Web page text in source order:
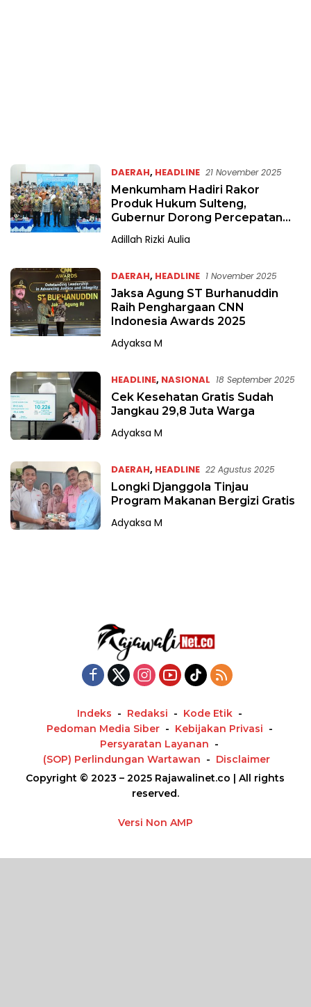
DAERAH, HEADLINE 21 November 2025
Menkumham Hadiri Rakor
Produk Hukum Sulteng,
Gubernur Dorong Percepatan
Adillah Rizki Aulia
DAERAH, HEADLINE 1 November 2025
Jaksa Agung ST Burhanuddin
Raih Penghargaan CNN
Indonesia Awards 2025
Adyaksa M
HEADLINE, NASIONAL 18 September 2025
Cek Kesehatan Gratis Sudah
Jangkau 29,8 Juta Warga
Adyaksa M
DAERAH, HEADLINE 22 Agustus 2025
Longki Djanggola Tinjau
Program Makanan Bergizi Gratis
Adyaksa M
Indeks Redaksi
Kode Etik
Pedoman Media Siber
Kebijakan Privasi
Persyaratan Layanan
(SOP) Perlindungan Wartawan
Disclaimer
Copyright © 2023 – 2025 Rajawalinet.co | All rights
reserved.
Versi Non AMP